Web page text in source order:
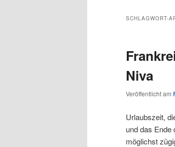
wechseln
SCHLAGWORT-
Niva
Veröffentlicht am
Urlaubszeit,
und das
möglichst